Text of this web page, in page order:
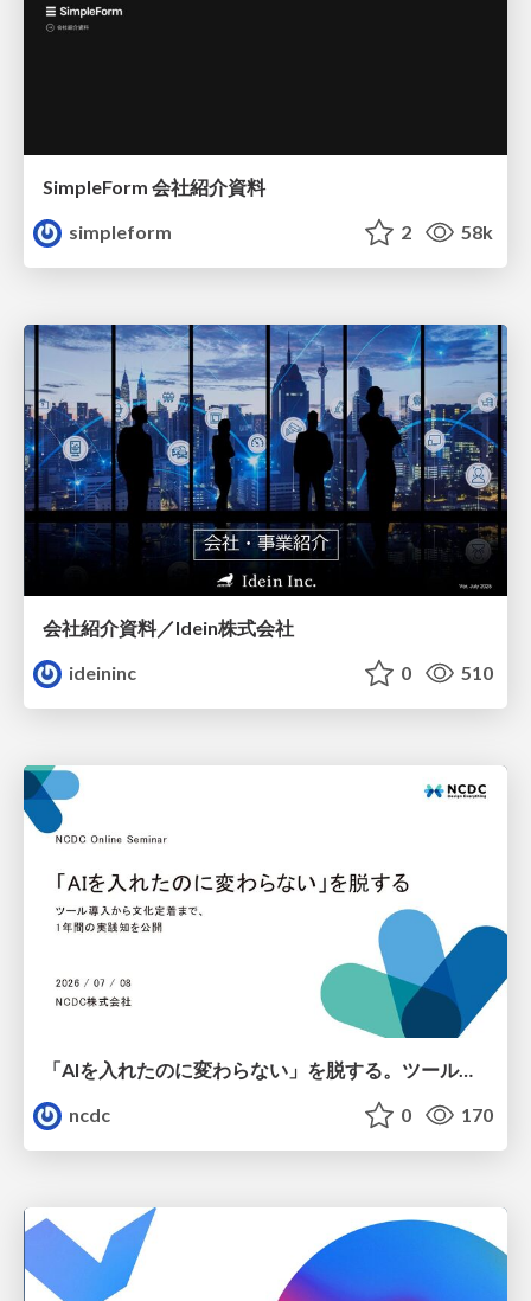
SimpleForm 会社紹介資料
simpleform
2 58k
会社紹介資料／Idein株式会社
ideininc
0 510
「AIを入れたのに変わらない」を脱する。ツール導入から文化定着まで、1年間の実践知を公開
ncdc
0 170